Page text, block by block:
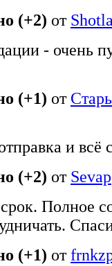
(+2) от
- очень
(+1) от
и всё
(+2) от Sevap
Полное
(+1) от